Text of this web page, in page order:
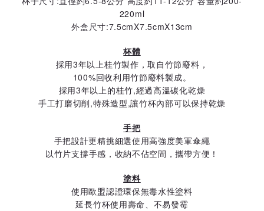
220ml
外盒尺寸:7.5cmX7.5cmX13cm
杯體
採用3年以上桂竹製作，取自竹節廢料，
100%回收利用竹節廢料製成。
採用3年以上的桂竹,經過高溫碳化乾燥
手工打磨切削,特殊造型,讓竹杯內部可以保持乾燥
手把
手把設計更精挑細選使用高強度美軍傘繩
以竹片支撐手感，收納不佔空間，攜帶方便！
塗料
使用歐盟認證環保無毒水性塗料
延長竹杯使用壽命、不易發霉